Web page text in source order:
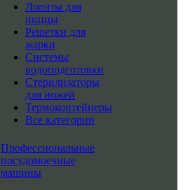
Лопаты для
пиццы
Решетки для
жарки
Системы
водоподготовки
Стерилизаторы
для ножей
Термоконтейнеры
Все категории
Профессиональные
посудомоечные
машины